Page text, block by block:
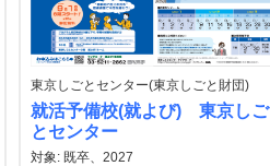
東京しごとセンター(東京しごと財団)
就活予備校(就よび) 東京しご
とセンター
対象: 既卒、2027